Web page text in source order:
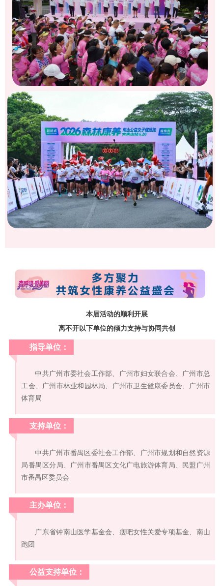
本届活动的顺利开展
离不开以下单位的倾力支持与协同共创
指导单位：
中共广州市委社会工作部、广州市妇女联合会、广州市总
工会、广州市林业和园林局、广州市卫生健康委员会、广州市
体育局
支持单位：
中共广州市番禺区委社会工作部、广州市规划和自然资源
局番禺区分局、广州市番禺区文化广电旅游体育局、民盟广州
市番禺区委员会
主办单位：
广东省钟南山医学基金会、瘦吧女性关爱专项基金、南山
跑团
公益支持单位：